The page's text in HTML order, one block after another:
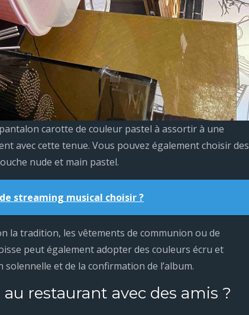
carotte de couleur pastel à assortir à une
avec cette tenue. Vous pouvez également choisir des
nude et main pastel.
streaming musical choisir ?
la tradition, les vêtements de communion ou de
peut également adopter des couleurs écru et
et de la confirmation de l’album.
restaurant avec des amis ?